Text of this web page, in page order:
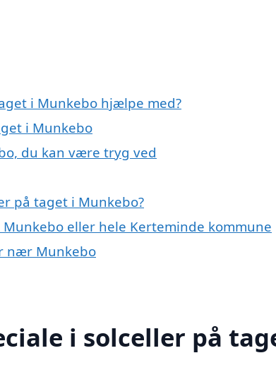
i Munkebo hjælpe med?
i Munkebo
du kan være tryg ved
på taget i Munkebo?
eller hele Kerteminde kommune
nær Munkebo
i solceller på